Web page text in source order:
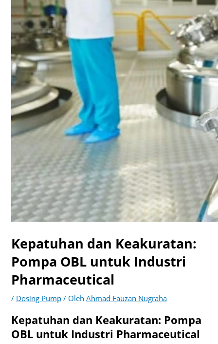
Kepatuhan dan Keakuratan:
Pompa OBL untuk Industri
Pharmaceutical
/ Dosing Pump/ Oleh Ahmad Fauzan Nugraha
Kepatuhan dan Keakuratan: Pompa
OBL untuk Industri Pharmaceutical